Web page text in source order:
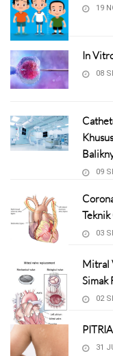
19
In
08
09
Teknik
03
Mitral
Simak
02
31